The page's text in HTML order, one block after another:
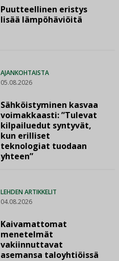
Puutteellinen eristys
lisää lämpöhäviöitä
AJANKOHTAISTA
05.08.2026
Sähköistyminen kasvaa
voimakkaasti: ”Tulevat
kilpailuedut syntyvät,
kun erilliset
teknologiat tuodaan
yhteen”
LEHDEN ARTIKKELIT
04.08.2026
Kaivamattomat
menetelmät
vakiinnuttavat
asemansa taloyhtiöissä